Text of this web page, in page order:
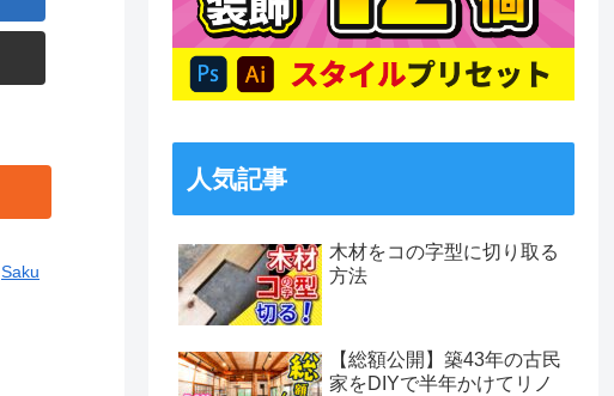
Saku
人気記事
木材をコの字型に切り取る
方法
【総額公開】築43年の古民
家をDIYで半年かけてリノ